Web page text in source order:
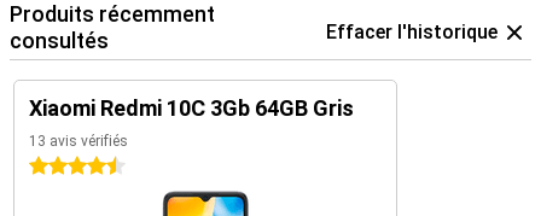
Produits récemment
consultés
Effacer l'historique
Xiaomi Redmi 10C 3Gb 64GB Gris
13 avis vérifiés
4.5 étoiles